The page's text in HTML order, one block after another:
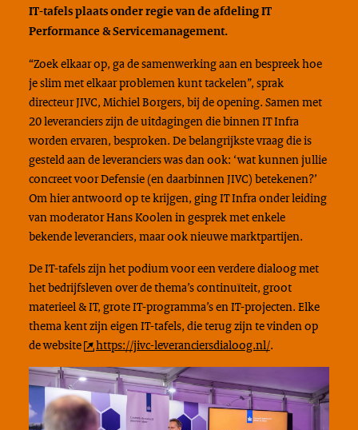
IT-tafels plaats onder regie van de afdeling IT
Performance & Servicemanagement.
“Zoek elkaar op, ga de samenwerking aan en bespreek hoe
je slim met elkaar problemen kunt tackelen”, sprak
directeur JIVC, Michiel Borgers, bij de opening. Samen met
20 leveranciers zijn de uitdagingen die binnen IT Infra
worden ervaren, besproken. De belangrijkste vraag die is
gesteld aan de leveranciers was dan ook: ‘wat kunnen jullie
concreet voor Defensie (en daarbinnen JIVC) betekenen?’
Om hier antwoord op te krijgen, ging IT Infra onder leiding
van moderator Hans Koolen in gesprek met enkele
bekende leveranciers, maar ook nieuwe marktpartijen.
De IT-tafels zijn het podium voor een verdere dialoog met
het bedrijfsleven over de thema’s continuïteit, groot
materieel & IT, grote IT-programma’s en IT-projecten. Elke
thema kent zijn eigen IT-tafels, die terug zijn te vinden op
de website
https://jivc-leveranciersdialoog.nl/.